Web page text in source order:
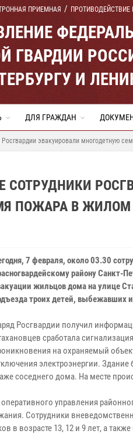
ПРИЕМНАЯ
ГВАРДИИ
И
ДЛЯ ГРАЖДАН
Росгвардии эвакуировали многодетную
СОТРУДНИКИ
ПОЖАРА В
7 февраля, около 03.30
району Санкт-
жильцов дома на улице
троих детей, выбежавших
Росгвардии получил
сработала
на охраняемый
электроэнергии. Здание
соседнего дома. На месте
управления
Сотрудники
в возрасте 13, 12 и 9 лет, а